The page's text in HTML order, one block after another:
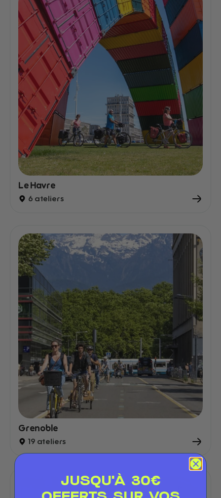
Le Havre
6 ateliers
Grenoble
19 ateliers
JUSQU'À 30€